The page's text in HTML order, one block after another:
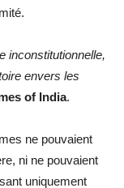
inconstitutionnelle,
envers les
of India.
ne pouvaient
ni ne pouvaient
uniquement